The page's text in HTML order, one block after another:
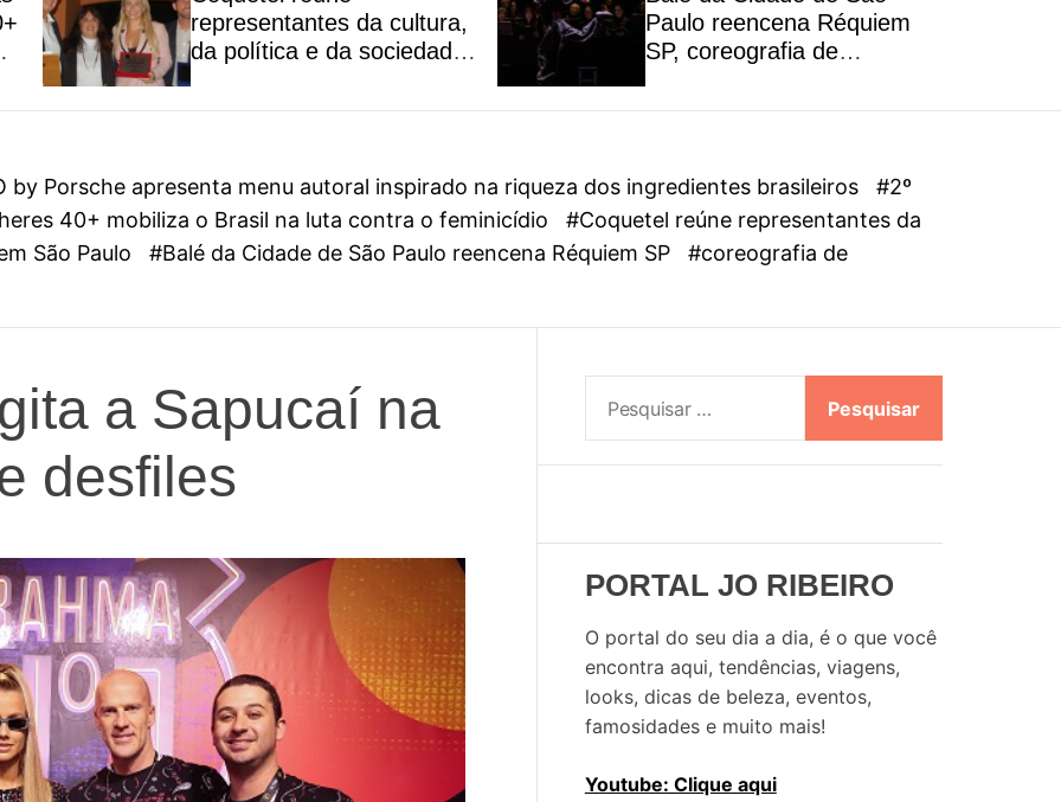
l
o
o
representantes da cultura,
da política e da sociedade
civil em São Paulo
Paulo reencena Réquiem
SP, coreografia de
em 2025
by Porsche apresenta menu autoral inspirado na riqueza dos ingredientes brasileiros
#2º
40+ mobiliza o Brasil na luta contra o feminicídio
#Coquetel reúne representantes da
São Paulo
#Balé da Cidade de São Paulo reencena Réquiem SP #coreografia de
a Sapucaí na
desfiles
s
i
a
r
o
r
PORTAL JO RIBEIRO
O portal do seu dia a dia, é o que você
encontra aqui, tendências, viagens,
looks, dicas de beleza, eventos,
famosidades e muito mais!
Youtube: Clique aqui